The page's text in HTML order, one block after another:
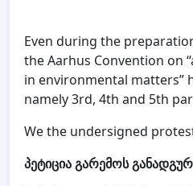
Even during the
the Aarhus Convention on
in environmental matters”
namely 3rd, 4th and 5th
We the undersigned
პეტიცია გარემოს